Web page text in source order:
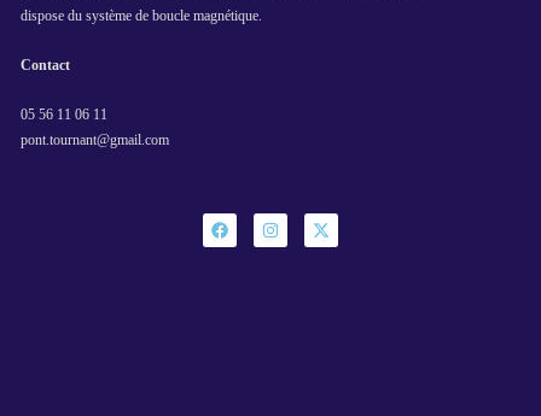
dispose du système de boucle magnétique.
Contact
05 56 11 06 11
pont.tournant@gmail.com